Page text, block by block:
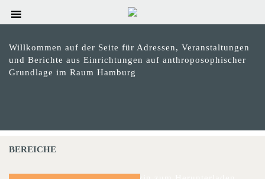
Willkommen auf der Seite für Adressen, Veranstaltungen
und Berichte aus Einrichtungen auf anthroposophischer
Grundlage im Raum Hamburg
BEREICHE